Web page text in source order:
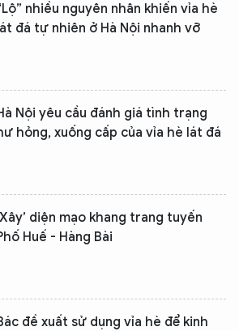
nhiều nguyên nhân khiến vỉa hè
đá tự nhiên ở Hà Nội nhanh vỡ
Nội yêu cầu đánh giá tình trạng
hỏng, xuống cấp của vỉa hè lát đá
diện mạo khang trang tuyến
Huế - Hàng Bài
đề xuất sử dụng vỉa hè để kinh
CHATBOT CỦA
bất kỳ điều gì bạn cần biết về